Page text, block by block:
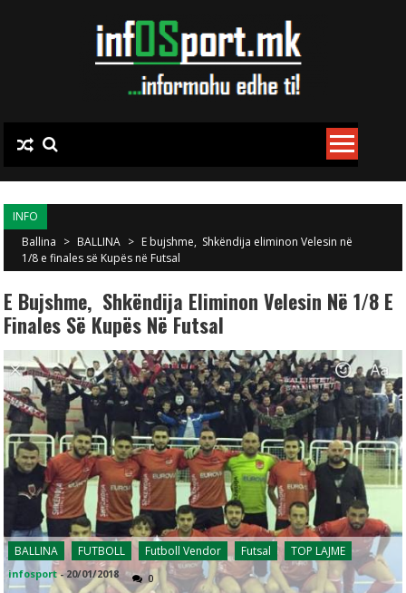
INFO
Ballina > BALLINA > E bujshme, Shkëndija eliminon Velesin në
1/8 e finales së Kupës në Futsal
E Bujshme, Shkëndija Eliminon Velesin Në 1/8 E
Finales Së Kupës Në Futsal
BALLINA FUTBOLL Futboll Vendor Futsal TOP LAJME
infosport -20/01/2018 0